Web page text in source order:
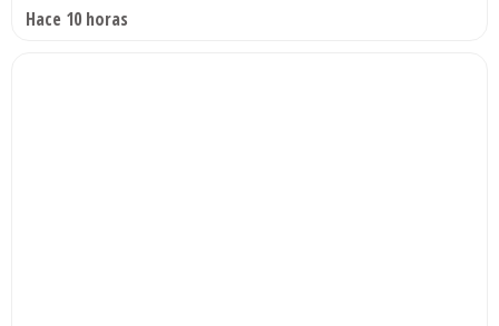
Hace 10 horas